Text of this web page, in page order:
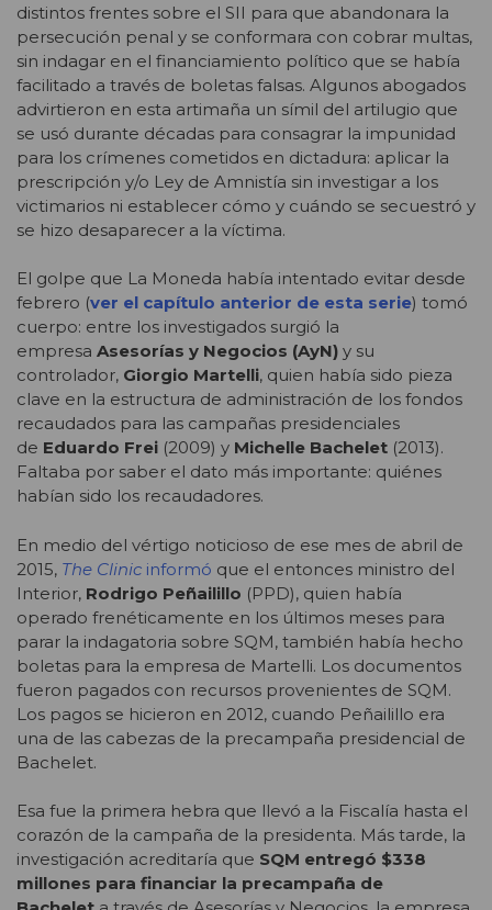
distintos frentes sobre el SII para que abandonara la
persecución penal y se conformara con cobrar multas,
sin indagar en el financiamiento político que se había
facilitado a través de boletas falsas. Algunos abogados
advirtieron en esta artimaña un símil del artilugio que
se usó durante décadas para consagrar la impunidad
para los crímenes cometidos en dictadura: aplicar la
prescripción y/o Ley de Amnistía sin investigar a los
victimarios ni establecer cómo y cuándo se secuestró y
se hizo desaparecer a la víctima.
El golpe que La Moneda había intentado evitar desde
febrero (ver el capítulo anterior de esta serie) tomó
cuerpo: entre los investigados surgió la
empresa Asesorías y Negocios (AyN) y su
controlador, Giorgio Martelli, quien había sido pieza
clave en la estructura de administración de los fondos
recaudados para las campañas presidenciales
de Eduardo Frei (2009) y Michelle Bachelet (2013).
Faltaba por saber el dato más importante: quiénes
habían sido los recaudadores.
En medio del vértigo noticioso de ese mes de abril de
2015, The Clinic informó que el entonces ministro del
Interior, Rodrigo Peñailillo (PPD), quien había
operado frenéticamente en los últimos meses para
parar la indagatoria sobre SQM, también había hecho
boletas para la empresa de Martelli. Los documentos
fueron pagados con recursos provenientes de SQM.
Los pagos se hicieron en 2012, cuando Peñailillo era
una de las cabezas de la precampaña presidencial de
Bachelet.
Esa fue la primera hebra que llevó a la Fiscalía hasta el
corazón de la campaña de la presidenta. Más tarde, la
investigación acreditaría que SQM entregó $338
millones para financiar la precampaña de